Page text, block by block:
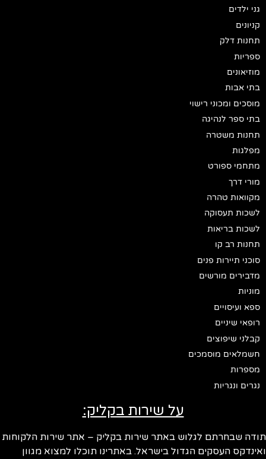
גני ילדים
קניונים
תחנות דלק
ספריות
מוזיאונים
בתי אבות
מוסכים ומכוני רישוי
בתי ספר לנהיגה
תחנות משטרה
מפלגות
מתחמי ספורט
מורי דרך
מקוואות טהרה
לשכות תעסוקה
לשכות בריאות
תחנות רב קו
סוכני תיירות פנים
מדבירים מורשים
מוניות
ספא ועיסויים
רופאי שיניים
קבלני שיפוצים
חשמלאים מוסמכים
מספרות
נגרים ונגריות
על שירות בקליק:
שבחרתם לגלוש באתר שירות בקליק – אתר שירות הלקוחות
העסקים הגדול בישראל. באתרינו תוכלו למצוא מגוון